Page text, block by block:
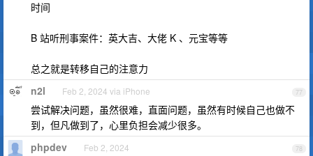
时间
B 站听刑事案件：英大吉、大佬 K 、元宝等等
总之就是转移自己的注意力
77
n2l Feb 2, 2024 via iPhone
尝试解决问题，虽然很难，直面问题，虽然有时候自己也做不
到，但凡做到了，心里负担会减少很多。
78
phpdev Feb 2, 2024